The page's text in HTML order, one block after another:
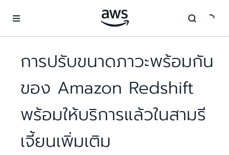
การปรับขนาดภาวะพร้อมกัน
ของ Amazon Redshift
พร้อมให้บริการแล้วในสามรี
เจี้ยนเพิ่มเติม